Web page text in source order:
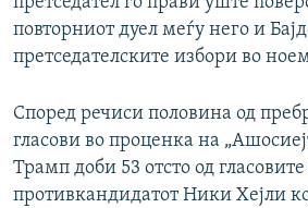
повторниот дуел меѓу него и
претседателските избори во
Според речиси половина од
гласови во проценка на
Трамп доби 53 отсто од
противкандидатот Ники Хејли